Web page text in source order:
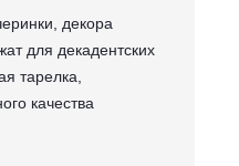
декора
для декадентских
тарелка,
качества